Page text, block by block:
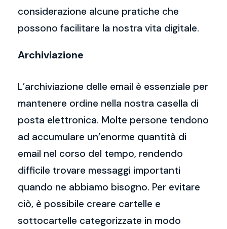
considerazione alcune pratiche che
possono facilitare la nostra vita digitale.
Archiviazione
L’archiviazione delle email è essenziale per
mantenere ordine nella nostra casella di
posta elettronica. Molte persone tendono
ad accumulare un’enorme quantità di
email nel corso del tempo, rendendo
difficile trovare messaggi importanti
quando ne abbiamo bisogno. Per evitare
ciò, è possibile creare cartelle e
sottocartelle categorizzate in modo